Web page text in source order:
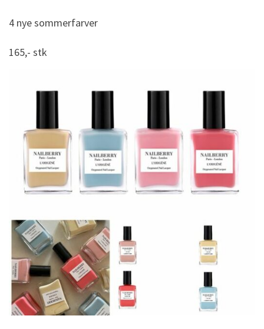
4 nye sommerfarver
165,- stk